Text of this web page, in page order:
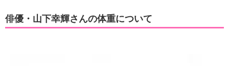
俳優・山下幸輝さんの体重について